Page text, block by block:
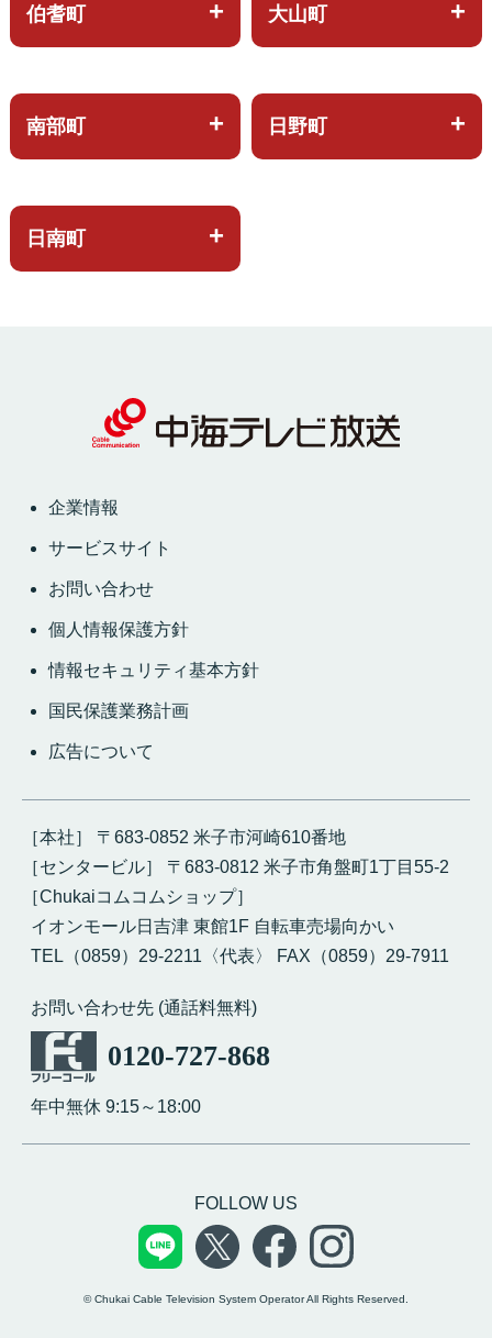
伯耆町 大山町
南部町 日野町
日南町
企業情報
サービスサイト
お問い合わせ
個人情報保護方針
情報セキュリティ基本方針
国民保護業務計画
広告について
［本社］ 〒683-0852 米子市河崎610番地
［センタービル］ 〒683-0812 米子市角盤町1丁目55-2
［Chukaiコムコムショップ］
イオンモール日吉津 東館1F 自転車売場向かい
TEL（0859）29-2211〈代表〉 FAX（0859）29-7911
お問い合わせ先 (通話料無料)
0120-727-868
年中無休 9:15～18:00
FOLLOW US
© Chukai Cable Television System Operator All Rights Reserved.